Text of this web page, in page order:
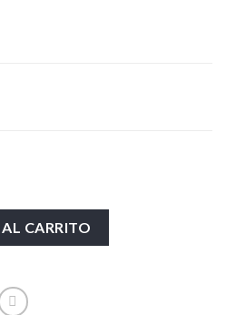
CARRITO